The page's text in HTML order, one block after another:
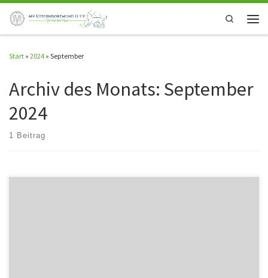
Zum Inhalt springen
Search
Start » 2024 » September
Archiv des Monats: September
2024
1 Beitrag